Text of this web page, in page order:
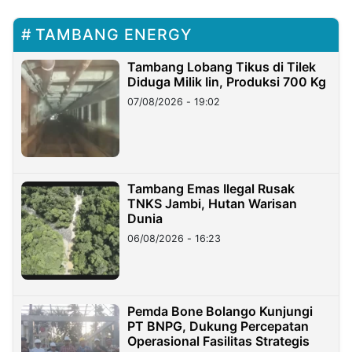
TAMBANG ENERGY
Tambang Lobang Tikus di Tilek
Diduga Milik Iin, Produksi 700 Kg
07/08/2026 - 19:02
Tambang Emas Ilegal Rusak
TNKS Jambi, Hutan Warisan
Dunia
06/08/2026 - 16:23
Pemda Bone Bolango Kunjungi
PT BNPG, Dukung Percepatan
Operasional Fasilitas Strategis